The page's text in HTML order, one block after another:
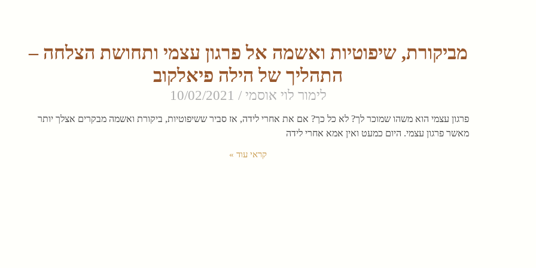
מביקורת, שיפוטיות ואשמה אל פרגון עצמי ותחושת הצלחה –
התהליך של הילה פיאלקוב
לימור לוי אוסמי
פרגון עצמי הוא משהו שמוכר לך? לא כל כך? אם את אחרי לידה, אז סביר ששיפוטיות, ביקורת ואשמה מבקרים אצלך יותר
מאשר פרגון עצמי. היום כמעט ואין אמא אחרי לידה
קראי עוד »